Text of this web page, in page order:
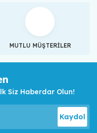
MUTLU MÜŞTERİLER
Siz Haberdar Olun!
Kaydol